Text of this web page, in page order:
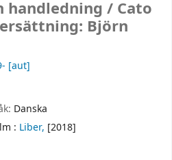
handledning / Cato
Björn
[aut]
Danska
: Liber, [2018]